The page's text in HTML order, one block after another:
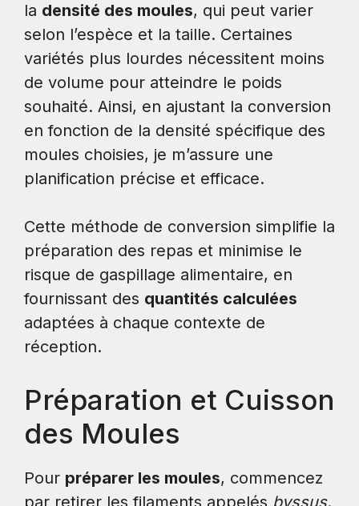
la densité des moules, qui peut varier
selon l’espèce et la taille. Certaines
variétés plus lourdes nécessitent moins
de volume pour atteindre le poids
souhaité. Ainsi, en ajustant la conversion
en fonction de la densité spécifique des
moules choisies, je m’assure une
planification précise et efficace.
Cette méthode de conversion simplifie la
préparation des repas et minimise le
risque de gaspillage alimentaire, en
fournissant des quantités calculées
adaptées à chaque contexte de
réception.
Préparation et Cuisson
des Moules
Pour préparer les moules, commencez
par retirer les filaments appelés byssus.